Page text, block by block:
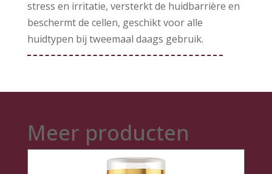
stress en irritatie, versterkt de huidbarrière en
beschermt de cellen, geschikt voor alle
huidtypen bij tweemaal daags gebruik.
Meer producten